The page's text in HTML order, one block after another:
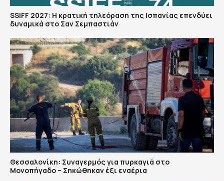
SSIFF 2027: Η κρατική τηλεόραση της Ισπανίας επενδύει
δυναμικά στο Σαν Σεμπαστιάν
Θεσσαλονίκη: Συναγερμός για πυρκαγιά στο
Μονοπήγαδο – Σηκώθηκαν έξι εναέρια